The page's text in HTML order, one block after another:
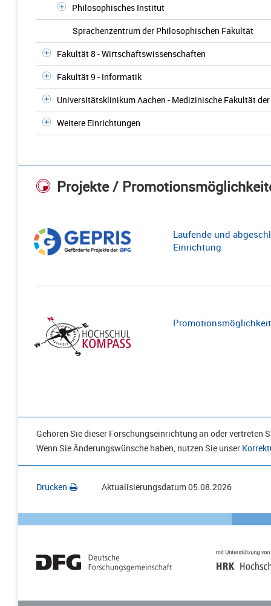
Philosophisches Institut
Sprachenzentrum der Philosophischen Fakultät
Fakultät 8 - Wirtschaftswissenschaften
Fakultät 9 - Informatik
Universitätsklinikum Aachen - Medizinische Fakultät der
Weitere Einrichtungen
Projekte /
Laufende und
Einrichtung
Gehören Sie dieser Forschungseinrichtung an oder vertreten
Wenn Sie Änderungswünsche haben, nutzen Sie unser
Drucken Aktualisierungsdatum05.08.2026